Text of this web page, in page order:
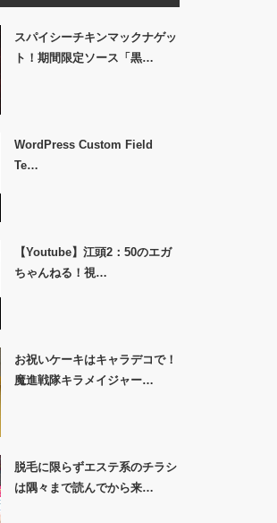
スパイシーチキンマックナゲッ
ト！期間限定ソース「黒…
WordPress Custom Field
Te…
【Youtube】江頭2：50のエガ
ちゃんねる！視…
お祝いケーキはキャラデコで！
魔進戦隊キラメイジャー…
脱毛に限らずエステ系のチラシ
は隅々まで読んでから来…